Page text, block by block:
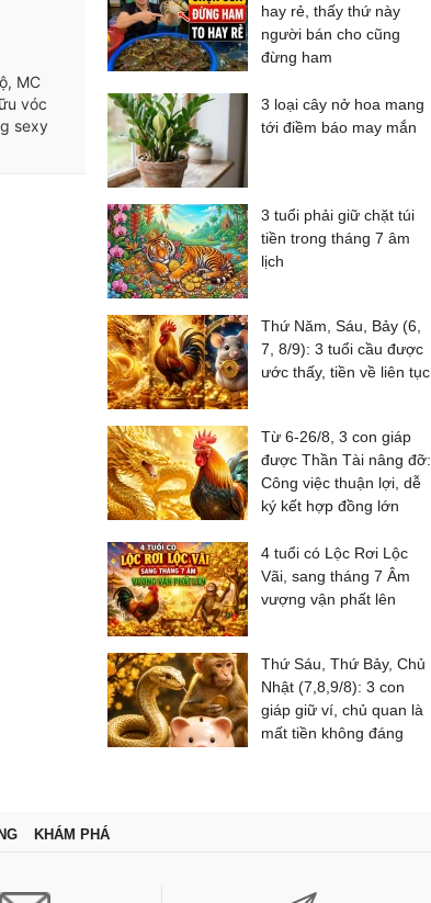
MC
vóc
sexy
hay rẻ, thấy thứ này
người bán cho cũng
đừng ham
3 loại cây nở hoa mang
tới điềm báo may mắn
3 tuổi phải giữ chặt túi
tiền trong tháng 7 âm
lịch
Thứ Năm, Sáu, Bảy (6,
7, 8/9): 3 tuổi cầu được
ước thấy, tiền về liên tục
Từ 6-26/8, 3 con giáp
được Thần Tài nâng đỡ:
Công việc thuận lợi, dễ
ký kết hợp đồng lớn
4 tuổi có Lộc Rơi Lộc
Vãi, sang tháng 7 Âm
vượng vận phất lên
Thứ Sáu, Thứ Bảy, Chủ
Nhật (7,8,9/8): 3 con
giáp giữ ví, chủ quan là
mất tiền không đáng
KHÁM PHÁ